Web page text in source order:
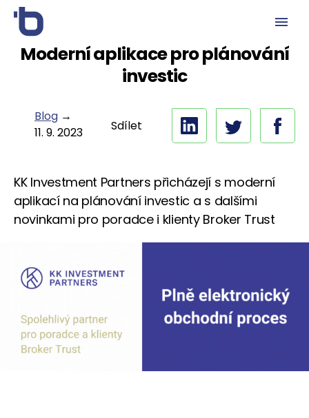
Moderní aplikace pro plánování
investic
Blog →
11. 9. 2023
Sdílet
KK Investment Partners přicházejí s moderní
aplikací na plánování investic a s dalšími
novinkami pro poradce i klienty Broker Trust